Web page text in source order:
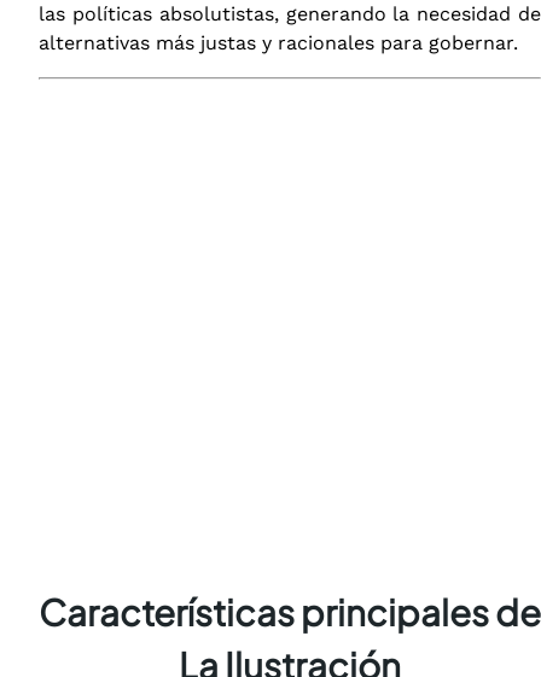
las políticas absolutistas, generando la necesidad de
alternativas más justas y racionales para gobernar.
Características principales de
La Ilustración